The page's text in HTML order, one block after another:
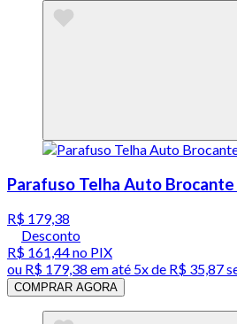
Parafuso Telha Auto
R$ 179,38
Desconto
R$ 161,44no PIX
ou R$ 179,38 em até 5x de R$ 35,87
COMPRAR AGORA